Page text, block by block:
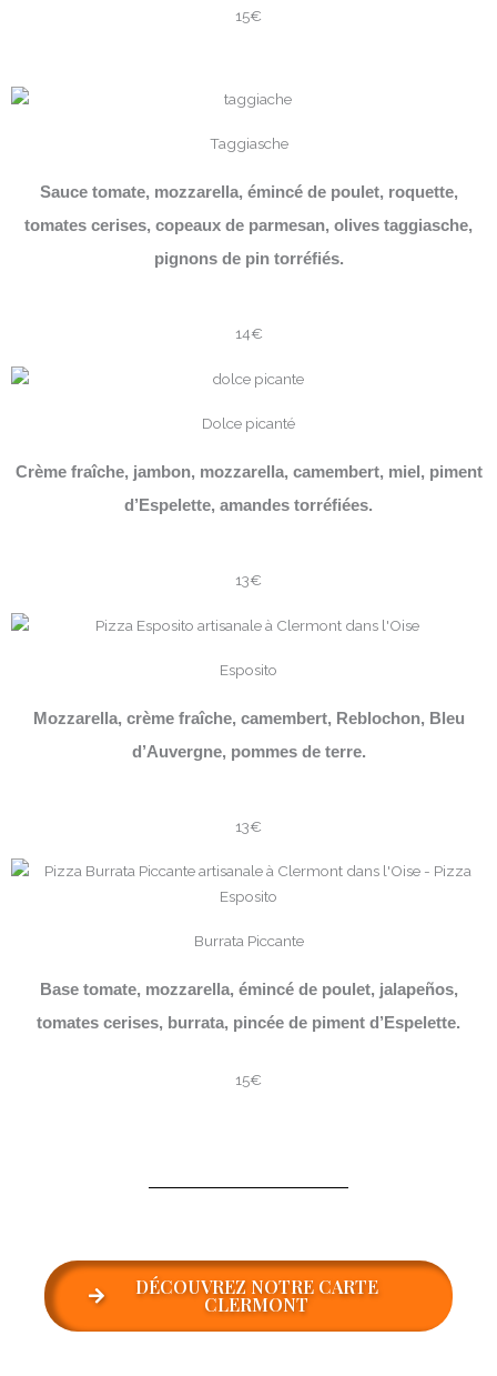
15€
Taggiasche
Sauce tomate, mozzarella, émincé de poulet, roquette,
tomates cerises, copeaux de parmesan, olives taggiasche,
pignons de pin torréfiés.
14€
Dolce picanté
Crème fraîche, jambon, mozzarella, camembert, miel, piment
d’Espelette, amandes torréfiées.
13€
Esposito
Mozzarella, crème fraîche, camembert, Reblochon, Bleu
d’Auvergne, pommes de terre.
13€
Burrata Piccante
Base tomate, mozzarella, émincé de poulet, jalapeños,
tomates cerises, burrata, pincée de piment d’Espelette.
15€
DÉCOUVREZ NOTRE CARTE
CLERMONT